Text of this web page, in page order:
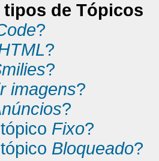
tipos de Tópicos
?
?
?
imagens?
?
Fixo?
Bloqueado?